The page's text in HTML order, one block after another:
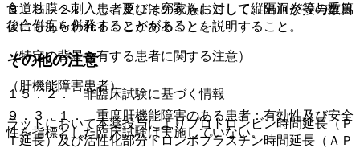
食道粘膜へ刺入し、更には穿孔をおこして縦隔洞炎等の重篤
な合併症を併発することがある）。
その他の注意
１５．２． 非臨床試験に基づく情報
ラットにおいて本薬投与によりプロトロンビン時間延長（Ｐ
Ｔ延長）及び活性化部分トロンボプラスチン時間延長（ＡＰ
８．３．２． 患者及びその家族に対して、出血が投与数日
後にもあらわれることがあることを説明すること。
（特定の背景を有する患者に関する注意）
（肝機能障害患者）
９．３．１． 重度肝機能障害のある患者：有効性及び安全
性を指標とした臨床試験は実施していない。